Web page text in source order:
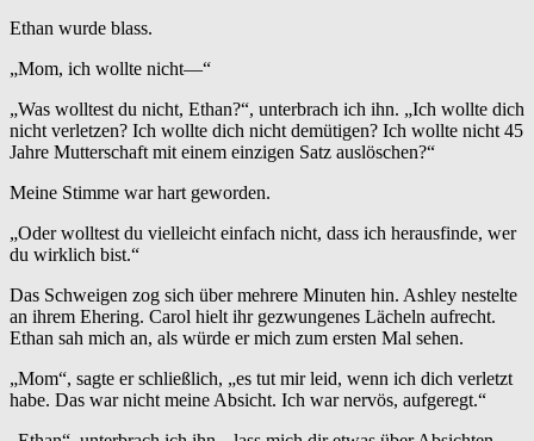
Ethan wurde blass.
„Mom, ich wollte nicht—“
„Was wolltest du nicht, Ethan?“, unterbrach ich ihn. „Ich wollte dich
nicht verletzen? Ich wollte dich nicht demütigen? Ich wollte nicht 45
Jahre Mutterschaft mit einem einzigen Satz auslöschen?“
Meine Stimme war hart geworden.
„Oder wolltest du vielleicht einfach nicht, dass ich herausfinde, wer
du wirklich bist.“
Das Schweigen zog sich über mehrere Minuten hin. Ashley nestelte
an ihrem Ehering. Carol hielt ihr gezwungenes Lächeln aufrecht.
Ethan sah mich an, als würde er mich zum ersten Mal sehen.
„Mom“, sagte er schließlich, „es tut mir leid, wenn ich dich verletzt
habe. Das war nicht meine Absicht. Ich war nervös, aufgeregt.“